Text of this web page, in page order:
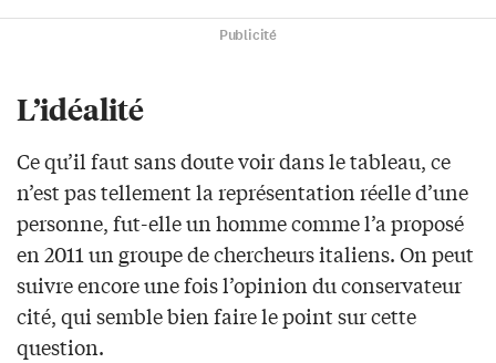
Publicité
L’idéalité
Ce qu’il faut sans doute voir dans le tableau, ce
n’est pas tellement la représentation réelle d’une
personne, fut-elle un homme comme l’a proposé
en 2011 un groupe de chercheurs italiens. On peut
suivre encore une fois l’opinion du conservateur
cité, qui semble bien faire le point sur cette
question.